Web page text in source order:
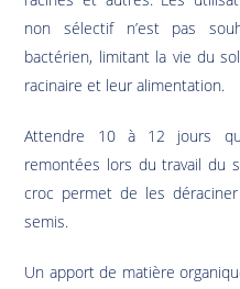
non sélectif n’est pas
bactérien, limitant la vie du
racinaire et leur alimentation.
Attendre 10 à 12 jours
remontées lors du travail du
croc permet de les
semis.
Un apport de matière